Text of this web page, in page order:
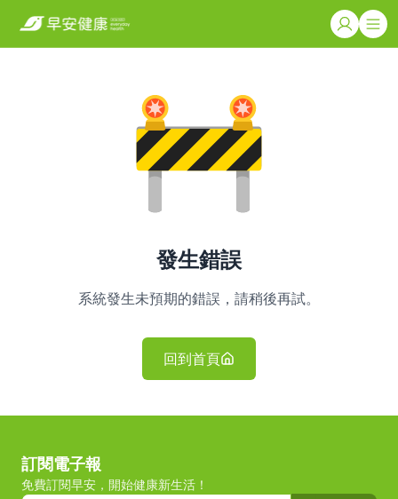
發生錯誤
系統發生未預期的錯誤，請稍後再試。
回到首頁
訂閱電子報
免費訂閱早安，開始健康新生活！